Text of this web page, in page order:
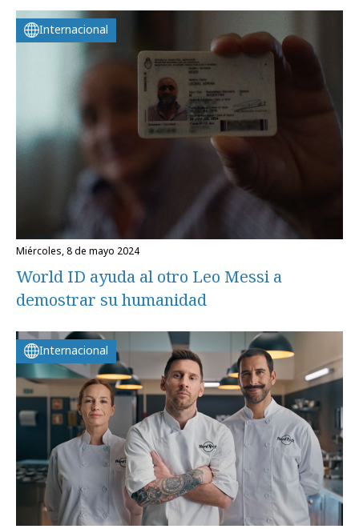
Internacional
miércoles, 8 de mayo 2024
World ID ayuda al otro Leo Messi a
demostrar su humanidad
Internacional